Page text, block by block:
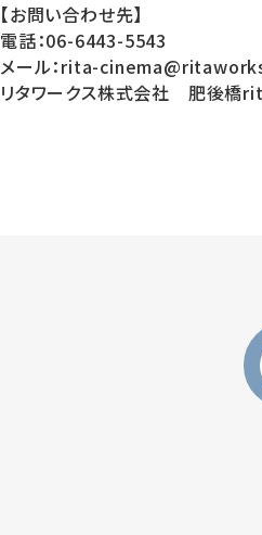
【お問い合わせ先】
電話：06-6443-5543
メール：rita-
リタワークス株式会社 肥後橋